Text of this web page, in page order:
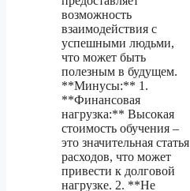
возможность
взаимодействия с
успешными людьми,
что может быть
полезным в будущем.
**Минусы:** 1.
**Финансовая
нагрузка:** Высокая
стоимость обучения –
это значительная статья
расходов, что может
привести к долговой
нагрузке. 2. **Не